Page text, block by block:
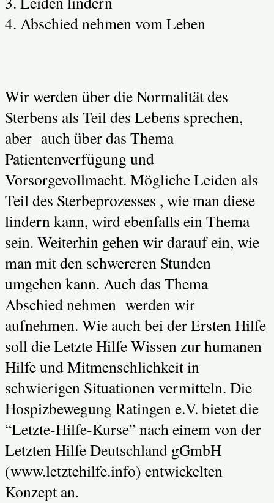
4. Abschied nehmen vom Leben
Wir werden über die Normalität des
Sterbens als Teil des Lebens sprechen,
aber auch über das Thema
Patientenverfügung und
Vorsorgevollmacht. Mögliche Leiden als
Teil des Sterbeprozesses , wie man diese
lindern kann, wird ebenfalls ein Thema
sein. Weiterhin gehen wir darauf ein, wie
man mit den schwereren Stunden
umgehen kann. Auch das Thema
Abschied nehmen werden wir
aufnehmen. Wie auch bei der Ersten Hilfe
soll die Letzte Hilfe Wissen zur humanen
Hilfe und Mitmenschlichkeit in
schwierigen Situationen vermitteln. Die
Hospizbewegung Ratingen e.V. bietet die
“Letzte-Hilfe-Kurse” nach einem von der
Letzten Hilfe Deutschland gGmbH
(www.letztehilfe.info) entwickelten
Konzept an.